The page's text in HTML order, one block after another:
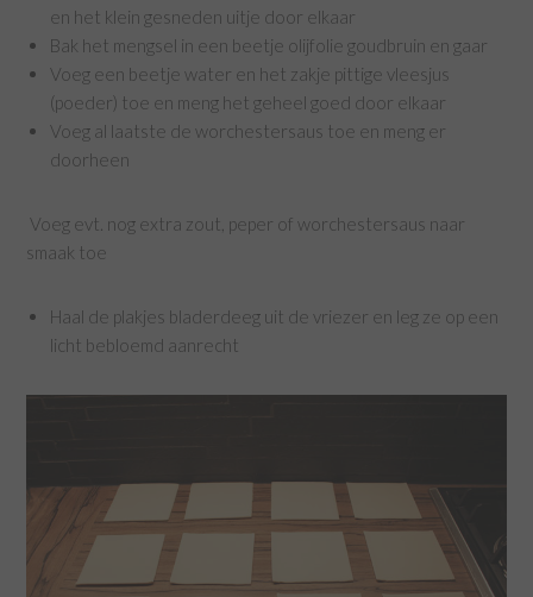
en het klein gesneden uitje door elkaar
Bak het mengsel in een beetje olijfolie goudbruin en gaar
Voeg een beetje water en het zakje pittige vleesjus
(poeder) toe en meng het geheel goed door elkaar
Voeg al laatste de worchestersaus toe en meng er
doorheen
Voeg evt. nog extra zout, peper of worchestersaus naar
smaak toe
Haal de plakjes bladerdeeg uit de vriezer en leg ze op een
licht bebloemd aanrecht